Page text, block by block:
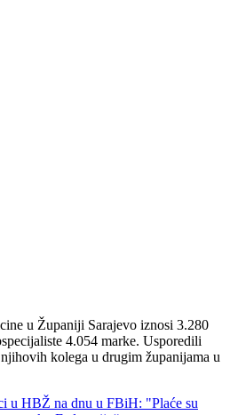
u Županiji Sarajevo iznosi 3.280
4.054 marke. Usporedili
kolega u drugim županijama u
u HBŽ na dnu u FBiH: "Plaće su